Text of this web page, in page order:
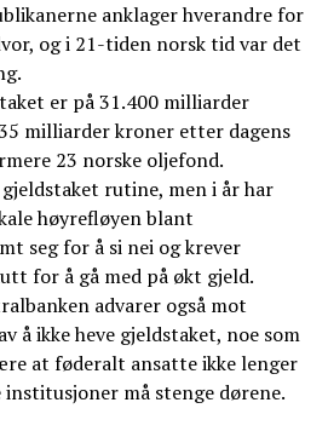
anklager hverandre for
og i 21-tiden norsk tid var det
er på 31.400 milliarder
milliarder kroner etter dagens
23 norske oljefond.
rutine, men i år har
høyrefløyen blant
seg for å si nei og krever
for å gå med på økt gjeld.
advarer også mot
å ikke heve gjeldstaket, noe som
at føderalt ansatte ikke lenger
må stenge dørene.